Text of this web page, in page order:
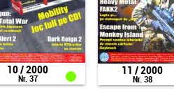
10 / 2000
Nr. 37
11 / 2000
Nr. 38